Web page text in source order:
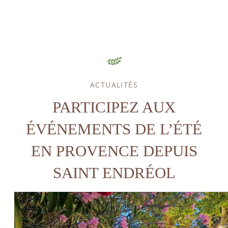
ACTUALITÉS
PARTICIPEZ AUX
ÉVÉNEMENTS DE L’ÉTÉ
EN PROVENCE DEPUIS
SAINT ENDRÉOL
HÉBERGEMENT
GOLF
SPA & BIEN-ÊTRE
SPORT & LOISIRS
SÉMINAIRES